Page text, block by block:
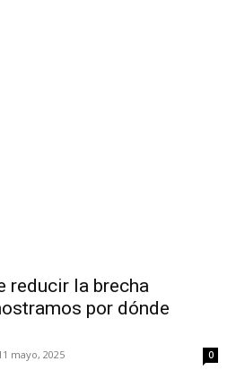
reducir la brecha
por dónde
mayo, 2025 0